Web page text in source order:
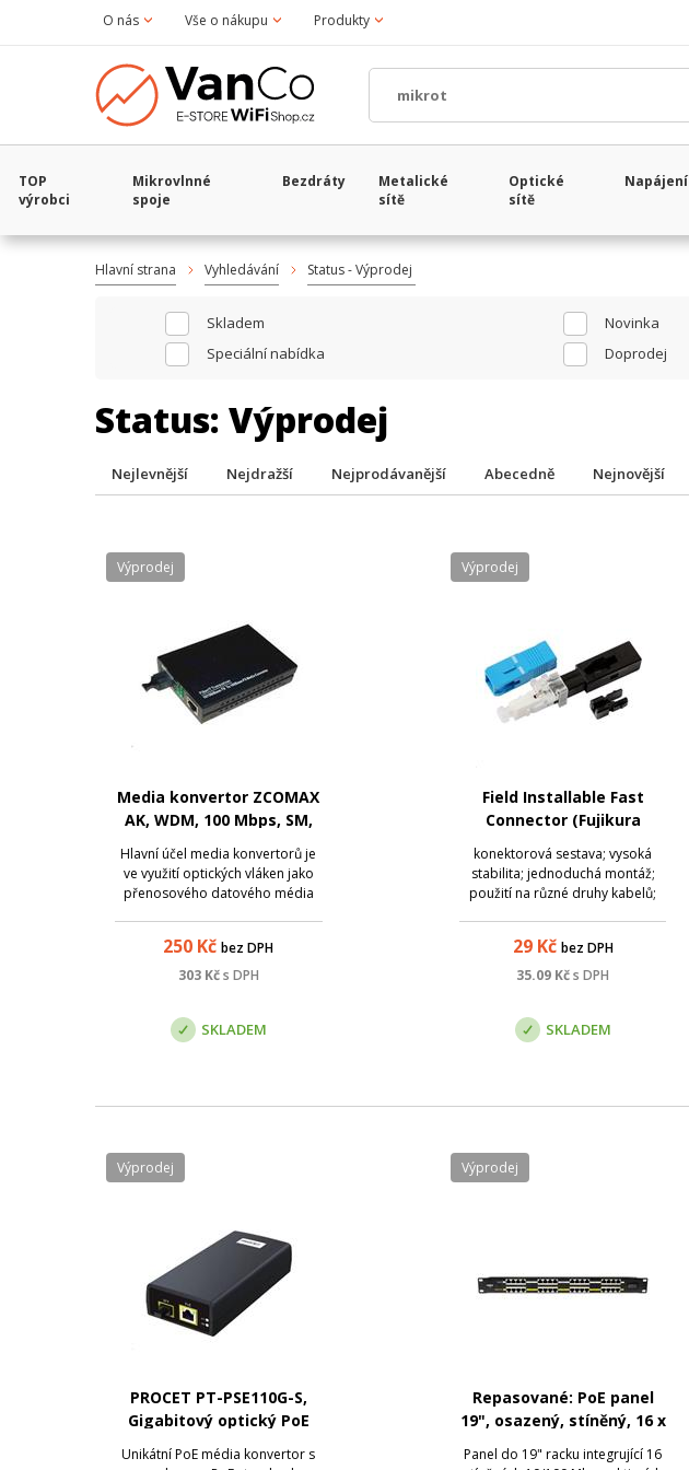
O nás Vše o nákupu Produkty
TOP
výrobci
Mikrovlnné
spoje
Bezdráty
Metalické
sítě
Optické
sítě
Napájení
Hlavní strana Vyhledávání Status - Výprodej
Skladem Novinka
Speciální nabídka
Doprodej
Status: Výprodej
Nejlevnější Nejdražší Nejprodávanější Abecedně Nejnovější
Media konvertor ZCOMAX
AK, WDM, 100 Mbps, SM,
SC simp., 20km, 1550nm
Hlavní účel media konvertorů je
ve využití optických vláken jako
přenosového datového média
ať už z důvodů zarušení
prostředí EM zářením či pro
250 Kč bez DPH
303Kčs DPH
Výprodej
SKLADEM
Field Installable Fast
Connector (Fujikura
Simplified Version)
konektorová sestava; vysoká
stabilita; jednoduchá montáž;
použití na různé druhy kabelů;
mode: UPC; Fiber diameter (um):
125; Coating diameter (um): 250;
29Kč bez DPH
35.09 Kčs DPH
Výprodej
SKLADEM
PROCET PT-PSE110G-S,
Gigabitový optický PoE
konvertor s aktivní, 30W
Unikátní PoE média konvertor s
Výprodej
Repasované: PoE panel
19", osazený, stíněný, 16 x
RJ45, pasivní PoE
Panel do 19" racku integrující 16
Výprodej